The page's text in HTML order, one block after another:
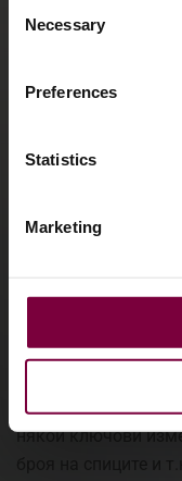
Selection
Necessary
Preferences
Statistics
Marketing
Научете машината
някои ключови